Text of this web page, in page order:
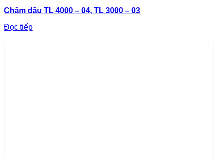
Châm dầu TL 4000 – 04, TL 3000 – 03
Đọc tiếp